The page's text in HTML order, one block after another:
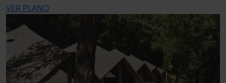
VER PLANO